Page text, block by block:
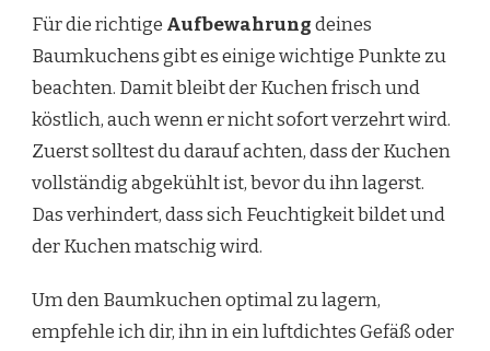
Für die richtige Aufbewahrungdeines
Baumkuchens gibt es einige wichtige Punkte zu
beachten. Damit bleibt der Kuchen frisch und
köstlich, auch wenn er nicht sofort verzehrt wird.
Zuerst solltest du darauf achten, dass der Kuchen
vollständig abgekühlt ist, bevor du ihn lagerst.
Das verhindert, dass sich Feuchtigkeit bildet und
der Kuchen matschig wird.
Um den Baumkuchen optimal zu lagern,
empfehle ich dir, ihn in ein luftdichtes Gefäß oder